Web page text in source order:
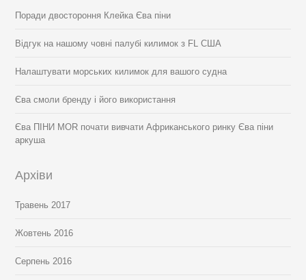
Поради двостороння Клейка Єва піни
Відгук на нашому човні палубі килимок з FL США
Налаштувати морських килимок для вашого судна
Єва смоли бренду і його використання
Єва ПІНИ MOR почати вивчати Африканського ринку Єва піни
аркуша
Архіви
Травень 2017
Жовтень 2016
Серпень 2016